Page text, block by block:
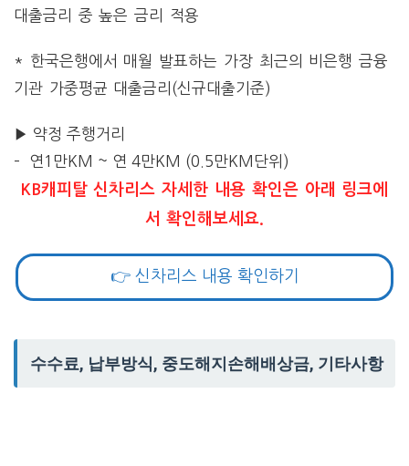
대출금리 중 높은 금리 적용
* 한국은행에서 매월 발표하는 가장 최근의 비은행 금융
기관 가중평균 대출금리(신규대출기준)
▶ 약정 주행거리
– 연1만KM ~ 연 4만KM (0.5만KM단위)
KB캐피탈 신차리스 자세한 내용 확인은 아래 링크에
서 확인해보세요.
👉 신차리스 내용 확인하기
수수료, 납부방식, 중도해지손해배상금, 기타사항